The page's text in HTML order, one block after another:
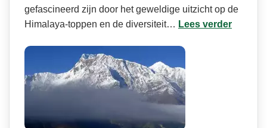
gefascineerd zijn door het geweldige uitzicht op de
Himalaya-toppen en de diversiteit… Lees verder